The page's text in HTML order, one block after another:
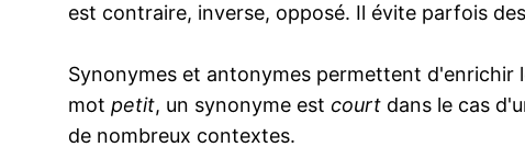
est contraire, inverse, opposé. Il évite parfois
Synonymes et antonymes permettent d'enrichir
mot petit, un synonyme est court dans le cas
de nombreux contextes.